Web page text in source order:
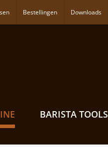
Bestellingen Downloads
BARISTA TOOLS